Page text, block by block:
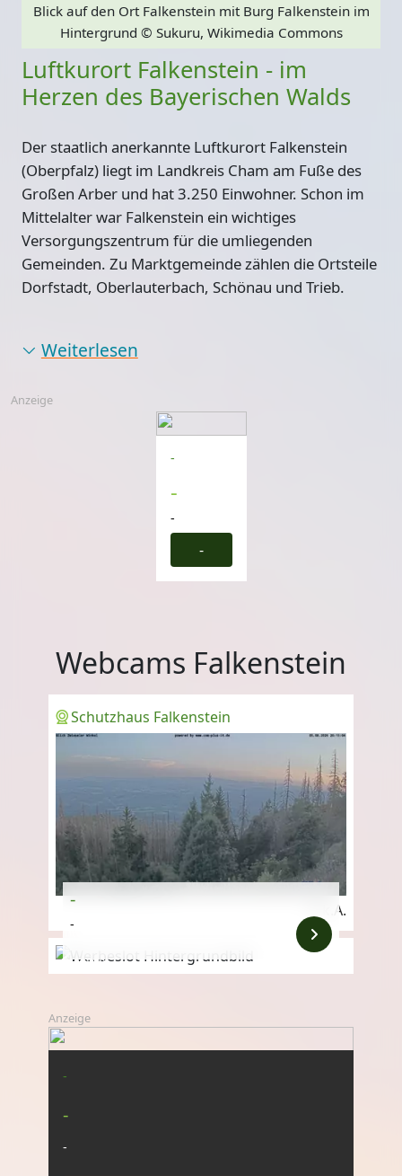
Blick auf den Ort Falkenstein mit Burg Falkenstein im
Hintergrund © Sukuru, Wikimedia Commons
Luftkurort Falkenstein - im
Herzen des Bayerischen Walds
Der staatlich anerkannte Luftkurort Falkenstein
(Oberpfalz) liegt im Landkreis Cham am Fuße des
Großen Arber und hat 3.250 Einwohner. Schon im
Mittelalter war Falkenstein ein wichtiges
Versorgungszentrum für die umliegenden
Gemeinden. Zu Marktgemeinde zählen die Ortsteile
Dorfstadt, Oberlauterbach, Schönau und Trieb.
Weiterlesen
Anzeige
-
-
-
-
Webcams Falkenstein
Schutzhaus Falkenstein
k.A.
Anzeige
-
-
Anzeige
-
-
-